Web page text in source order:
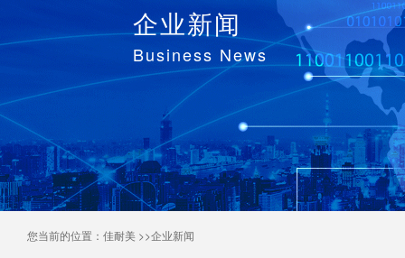
企业新闻
Business News
您当前的位置： 佳耐美 >>企业新闻